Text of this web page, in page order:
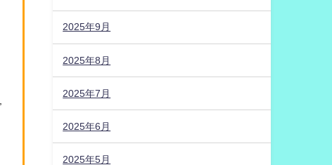
2025年9月
2025年8月
2025年7月
2025年6月
2025年5月